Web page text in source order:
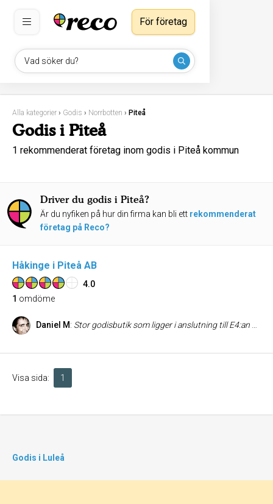
Vad söker du?
För företag
Alla kategorier › Godis › Norrbotten › Piteå
Godis i Piteå
1 rekommenderat företag inom godis i Piteå kommun
Driver du godis i Piteå?
Är du nyfiken på hur din firma kan bli ett rekommenderat
företag på Reco?
Håkinge i Piteå AB
4.0
1 omdöme
Daniel M: Stor godisbutik som ligger i anslutning till E4:an mellan Luleå och Piteå, i Norrfjärden. 75 meter från avfart vid Statoil och OK/Q8. Har ett mycket brett sortiment, satsar mest på lösviktsgodis där hela 1000 sorter finns att tillgå.
Visa sida: 1
Godis i Luleå